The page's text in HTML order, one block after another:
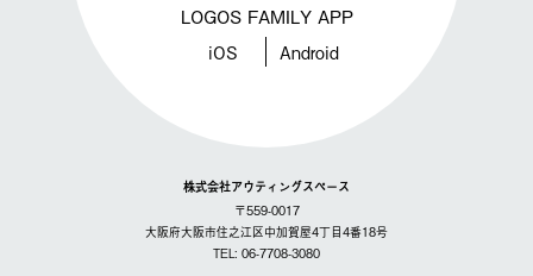
LOGOS FAMILY APP
iOS Android
株式会社アウティングスペース
〒559-0017
大阪府大阪市住之江区中加賀屋4丁目4番18号
TEL: 06-7708-3080